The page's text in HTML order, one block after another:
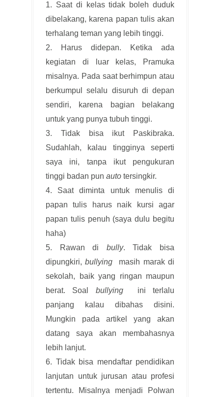
1. Saat di kelas tidak boleh duduk
dibelakang, karena papan tulis akan
terhalang teman yang lebih tinggi.
2. Harus didepan. Ketika ada
kegiatan di luar kelas, Pramuka
misalnya. Pada saat berhimpun atau
berkumpul selalu disuruh di depan
sendiri, karena bagian belakang
untuk yang punya tubuh tinggi.
3. Tidak bisa ikut Paskibraka.
Sudahlah, kalau tingginya seperti
saya ini, tanpa ikut pengukuran
tinggi badan pun auto tersingkir.
4. Saat diminta untuk menulis di
papan tulis harus naik kursi agar
papan tulis penuh (saya dulu begitu
haha)
5. Rawan di bully. Tidak bisa
dipungkiri,bullying
masih marak di
sekolah, baik yang ringan maupun
berat. Soal bullying
ini terlalu
panjang kalau dibahas disini.
Mungkin pada artikel yang akan
datang saya akan membahasnya
lebih lanjut.
6. Tidak bisa mendaftar pendidikan
lanjutan untuk jurusan atau profesi
tertentu. Misalnya menjadi Polwan